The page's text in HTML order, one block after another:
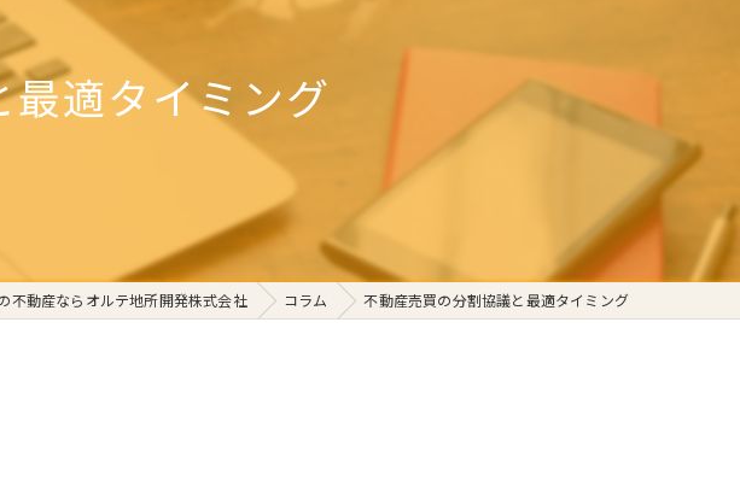
戸建て
相続
適タイミング
不動産ならオルテ地所開発株式会社 コラム 不動産売買の分割協議と最適タイミング